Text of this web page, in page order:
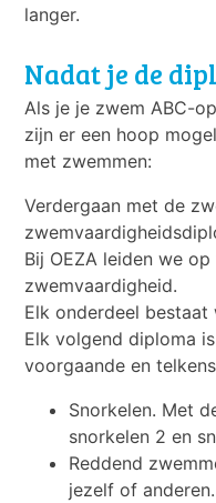
langer.
Nadat je de
Als je je zwem ABC-
zijn er een hoop
met zwemmen:
Verdergaan met de
Bij OEZA leiden we
zwemvaardigheid.
Elk onderdeel bestaat
Elk volgend diploma
voorgaande en
Snorkelen. Met
snorkelen 2 en
Reddend
jezelf of anderen.